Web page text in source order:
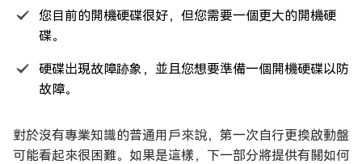
您目前的開機硬碟很好，但您需要一個更大的開機硬
碟。
硬碟出現故障跡象，並且您想要準備一個開機硬碟以防
故障。
對於沒有專業知識的普通用戶來說，第一次自行更換啟動盤
可能看起來很困難。如果是這樣，下一部分將提供有關如何